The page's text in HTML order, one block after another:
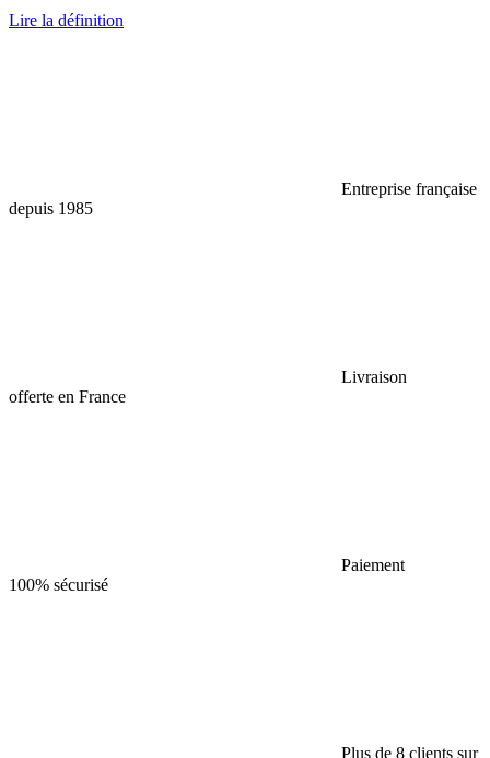
Lire la définition
Entreprise française
depuis 1985
Livraison
offerte en France
Paiement
100% sécurisé
Plus de 8 clients sur